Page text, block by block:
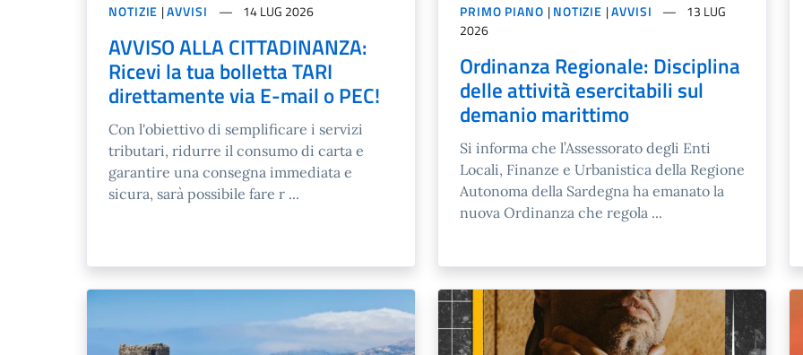
NOTIZIE |AVVISI 14 LUG 2026
AVVISO ALLA CITTADINANZA:
Ricevi la tua bolletta TARI
direttamente via E-mail o PEC!
Con l'obiettivo di semplificare i servizi
tributari, ridurre il consumo di carta e
garantire una consegna immediata e
sicura, sarà possibile fare r ...
PRIMO PIANO |NOTIZIE |AVVISI
13 LUG
2026
Ordinanza Regionale: Disciplina
delle attività esercitabili sul
demanio marittimo
Si informa che l’Assessorato degli Enti
Locali, Finanze e Urbanistica della Regione
Autonoma della Sardegna ha emanato la
nuova Ordinanza che regola ...